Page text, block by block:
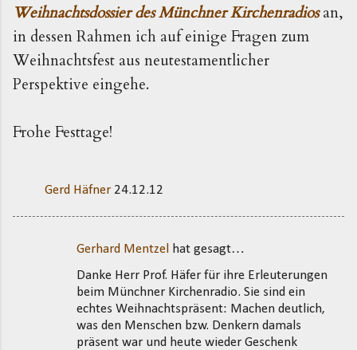
Weihnachtsdossier des Münchner Kirchenradiosan,
in dessen Rahmen ich auf einige Fragen zum
Weihnachtsfest aus neutestamentlicher
Perspektive eingehe.
Frohe Festtage!
Gerd Häfner 24.12.12
Gerhard Mentzel
hat gesagt…
Danke Herr Prof. Häfer für ihre Erleuterungen
beim Münchner Kirchenradio. Sie sind ein
echtes Weihnachtspräsent: Machen deutlich,
was den Menschen bzw. Denkern damals
präsent war und heute wieder Geschenk